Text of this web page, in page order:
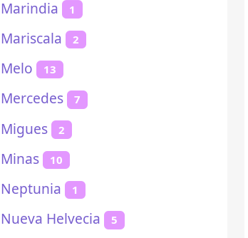
Marindia 1
Mariscala 2
Melo 13
Mercedes 7
Migues 2
Minas 10
Neptunia 1
Nueva Helvecia 5